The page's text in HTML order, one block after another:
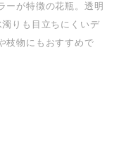
ーが特徴の花瓶。透明
りも目立ちにくいデ
枝物にもおすすめで